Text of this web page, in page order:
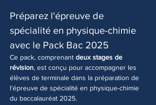
Préparez l'épreuve de
spécialité en physique-chimie
avec le Pack Bac 2025
Ce pack, comprenant deux stages de
révision, est conçu pour accompagner les
élèves de terminale dans la préparation de
l’épreuve de spécialité en physique-chimie
du baccalauréat 2025.